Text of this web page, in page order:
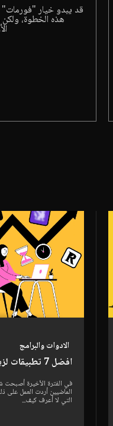
قد يبدو خيار
هذه الخطوة،
الادوات والبرامج
افضل 7 تطبيقات لزيادة الانتاجية 2025
في الفترة الأخيرة أصبحت
الماضيين أردت العمل على
التي لا أعرف كيف...